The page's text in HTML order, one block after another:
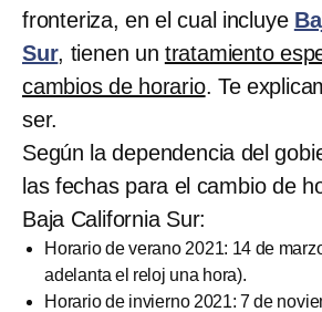
fronteriza, en el cual incluye
Sur, tienen un tratamiento
cambios de horario. Te
ser.
Según la dependencia del
las fechas para el cambio de
Baja California Sur:
Horario de verano 2021: 14 de
adelanta el reloj una hora).
Horario de invierno 2021: 7 de